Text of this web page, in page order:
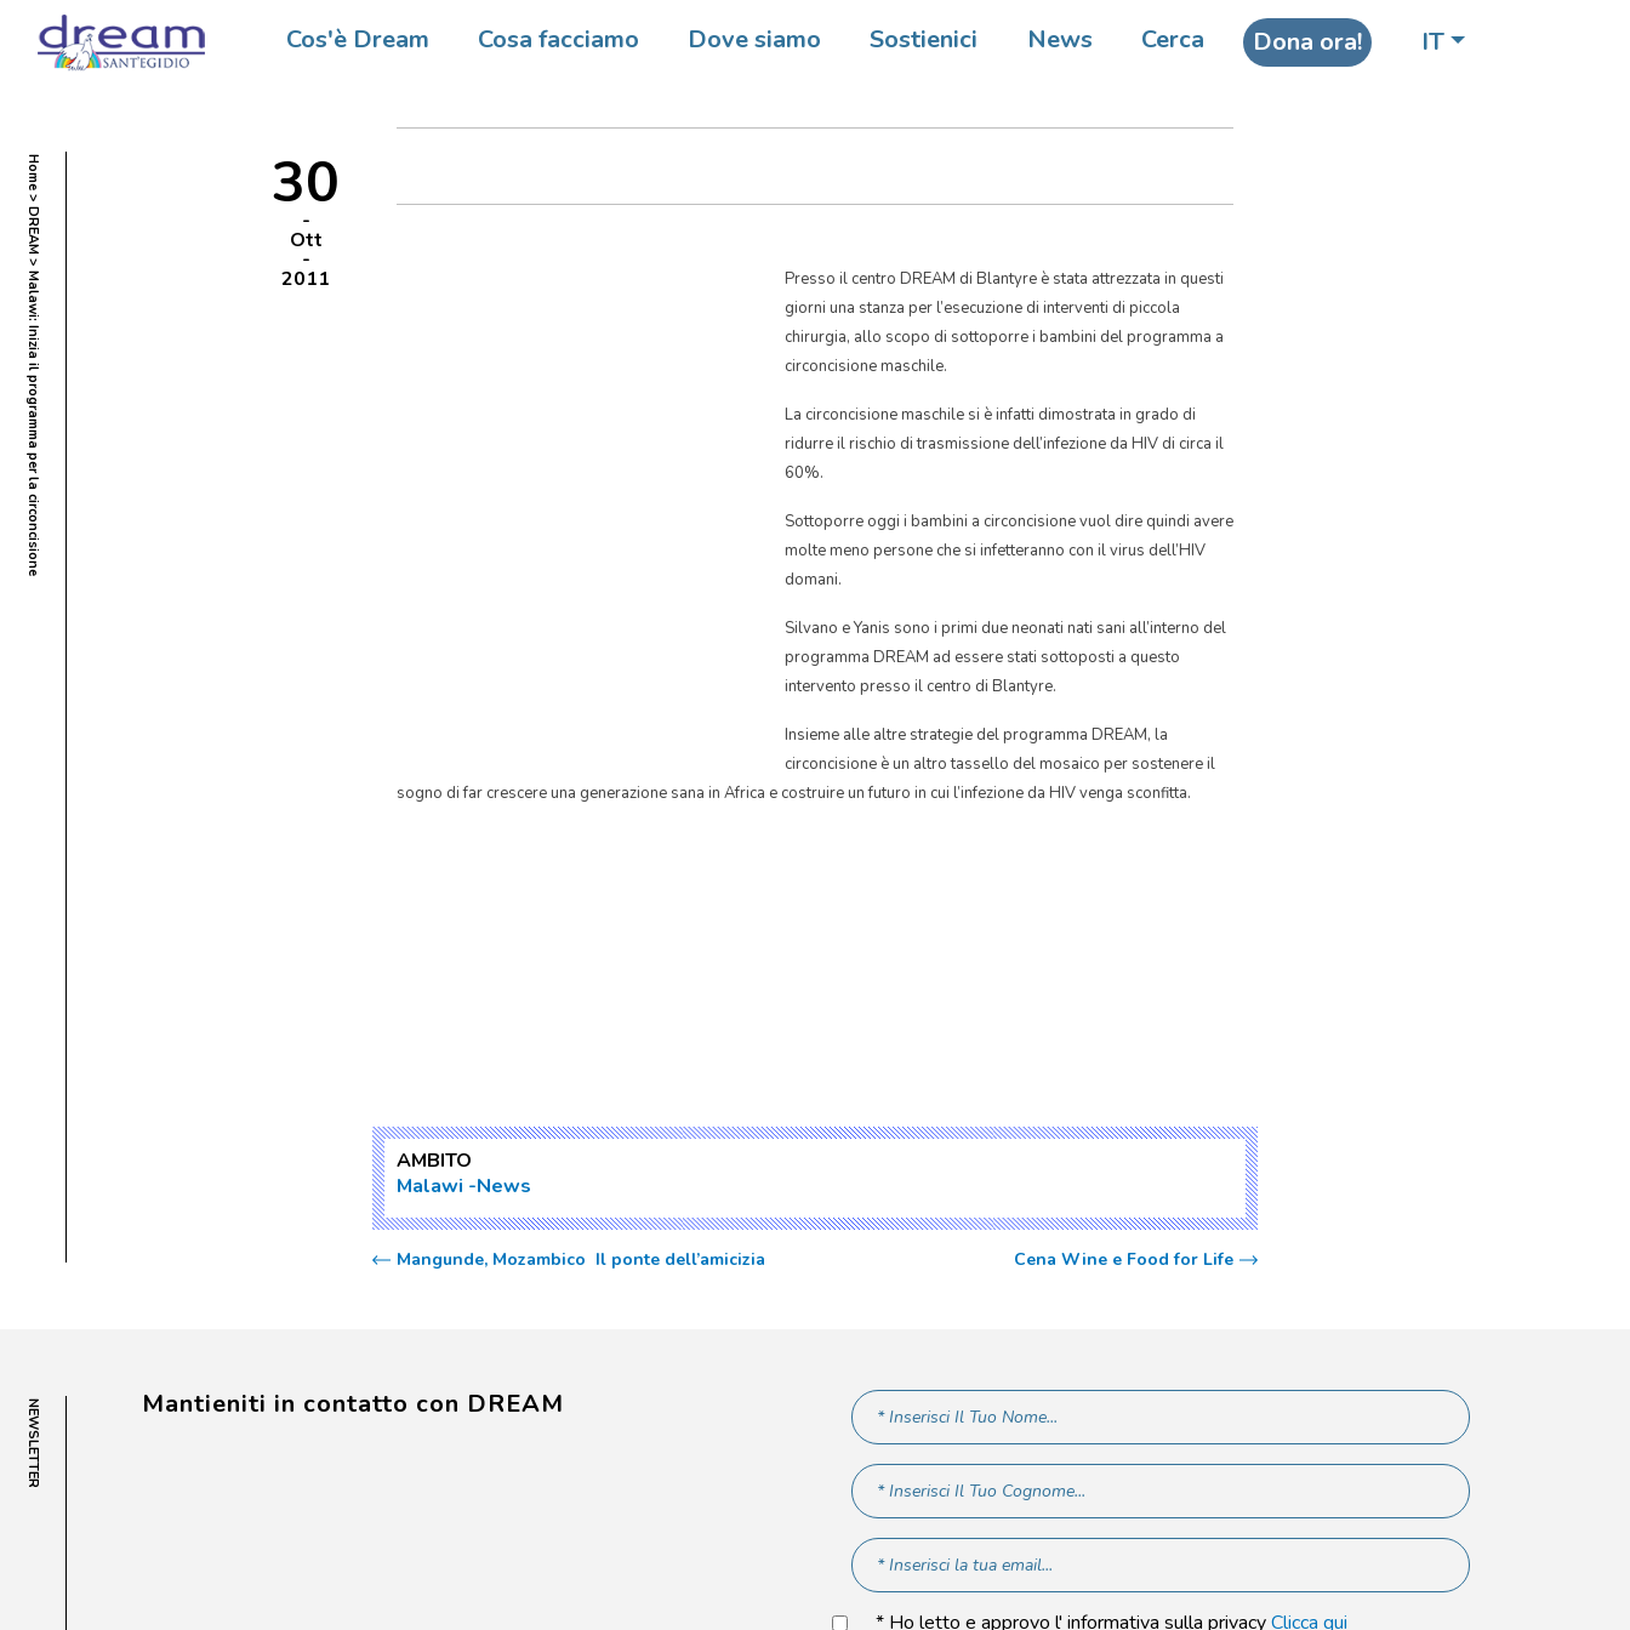
Cos'è Dream Cosa facciamo Dove siamo Sostienici News Cerca Dona ora! IT
Home
DREAM
Malawi: Inizia il programma per la circoncisione
30
Ott
2011
circoncisione
Presso il centro DREAM di Blantyre è stata attrezzata in questi
giorni una stanza per l’esecuzione di interventi di piccola
chirurgia, allo scopo di sottoporre i bambini del programma a
circoncisione maschile.
La circoncisione maschile si è infatti dimostrata in grado di
ridurre il rischio di trasmissione dell’infezione da HIV di circa il
60%.
Sottoporre oggi i bambini a circoncisione vuol dire quindi avere
molte meno persone che si infetteranno con il virus dell’HIV
domani.
Silvano e Yanis sono i primi due neonati nati sani all’interno del
programma DREAM ad essere stati sottoposti a questo
intervento presso il centro di Blantyre.
Insieme alle altre strategie del programma DREAM, la
circoncisione è un altro tassello del mosaico per sostenere il
sogno di far crescere una generazione sana in Africa e costruire un futuro in cui l’infezione da HIV venga sconfitta.
AMBITO
Malawi News
Mangunde, Mozambico  Il ponte dell’amicizia Cena Wine e Food for Life
NEWSLETTER Mantieniti in contatto con DREAM
* Ho letto e approvo l' informativa sulla privacyClicca qui